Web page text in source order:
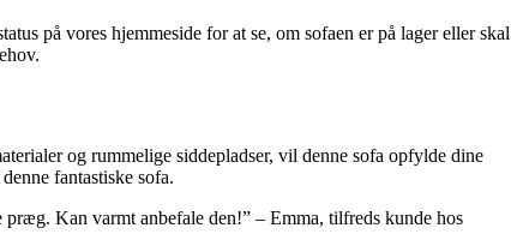
på vores hjemmeside for at se, om sofaen er på lager eller skal
og rummelige siddepladser, vil denne sofa opfylde dine
fantastiske sofa.
Kan varmt anbefale den!” – Emma, tilfreds kunde hos